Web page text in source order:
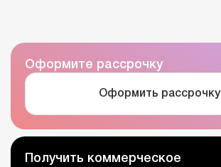
Оформите рассрочку
Оформить рассрочку
Получить коммерческое